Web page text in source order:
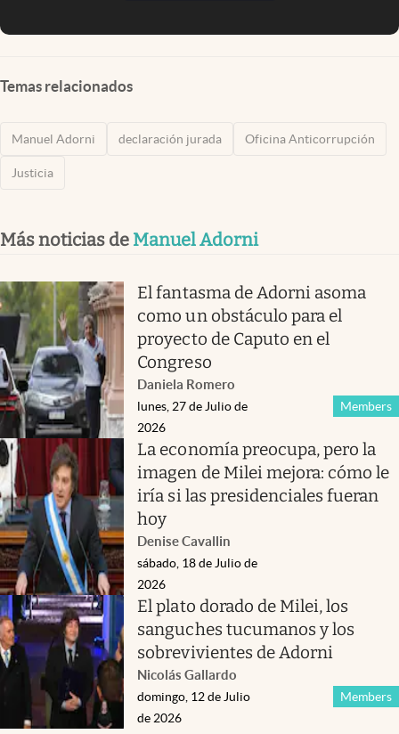
Temas relacionados
Manuel Adorni declaración jurada Oficina Anticorrupción
Justicia
Más noticias de Manuel Adorni
El fantasma de Adorni asoma
como un obstáculo para el
proyecto de Caputo en el
Congreso
Daniela Romero
Members
lunes, 27 de Julio de
2026
La economía preocupa, pero la
imagen de Milei mejora: cómo le
iría si las presidenciales fueran
hoy
Denise Cavallin
sábado, 18 de Julio de
2026
El plato dorado de Milei, los
sanguches tucumanos y los
sobrevivientes de Adorni
Nicolás Gallardo
Members
domingo, 12 de Julio
de 2026